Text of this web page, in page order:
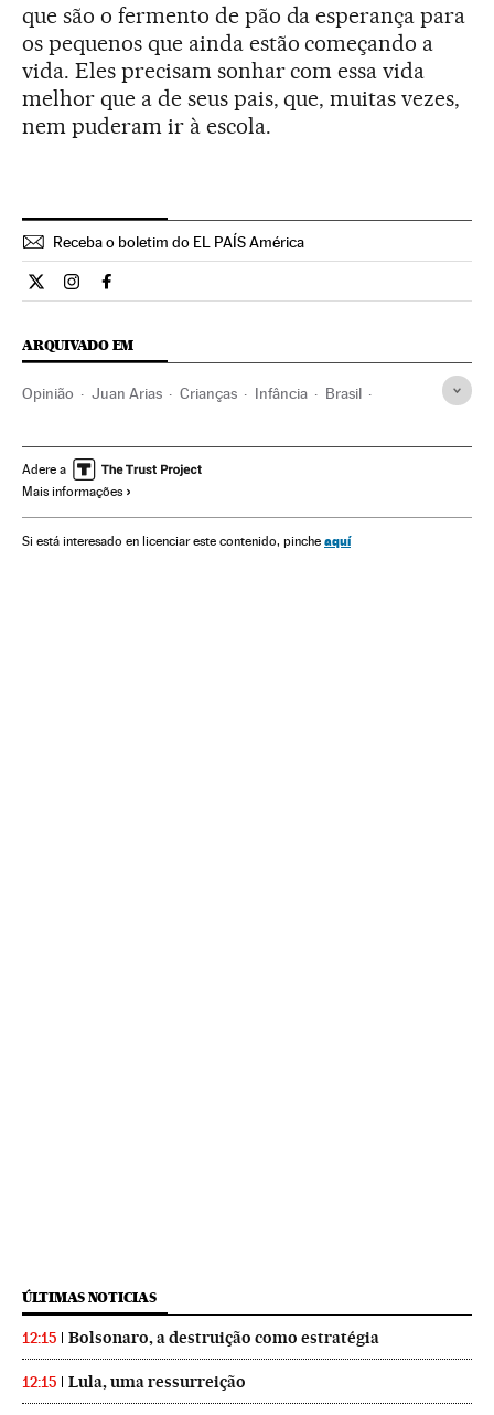
que são o fermento de pão da esperança para
os pequenos que ainda estão começando a
vida. Eles precisam sonhar com essa vida
melhor que a de seus pais, que, muitas vezes,
nem puderam ir à escola.
Receba o boletim do EL PAÍS América
Opiniao El País Brasil en Twitter
Opiniao El País Brasil en Instagram
Opiniao El País Brasil en Facebook
ARQUIVADO EM
Opinião Juan Arias Crianças Infância Brasil
Adere a
Mais informações
Si está interesado en licenciar este contenido, pinche aquí
ÚLTIMAS NOTICIAS
12:15 Bolsonaro, a destruição como estratégia
12:15 Lula, uma ressurreição